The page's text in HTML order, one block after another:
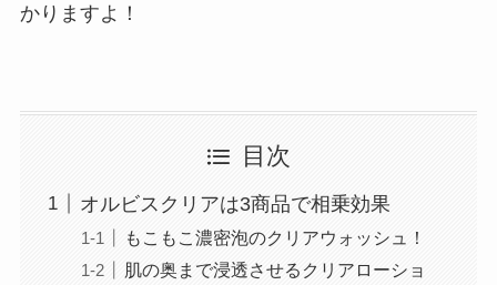
かりますよ！
目次
オルビスクリアは3商品で相乗効果
もこもこ濃密泡のクリアウォッシュ！
肌の奥まで浸透させるクリアローショ